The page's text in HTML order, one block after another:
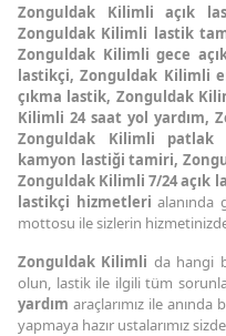
Zonguldak Kilimli açık
Zonguldak Kilimli lastik
Zonguldak Kilimli gece
lastikçi, Zonguldak Kilimli
çıkma lastik, Zonguldak
Kilimli 24 saat yol yardım,
Zonguldak Kilimli
kamyon lastiği tamiri,
Zonguldak Kilimli 7/24 açık
lastikçi hizmetlerialanında
mottosu ile sizlerin
Zonguldak Kilimli da hangi
olun, lastik ile ilgili tüm
yardım araçlarımız ile
yapmaya hazır ustalarımız